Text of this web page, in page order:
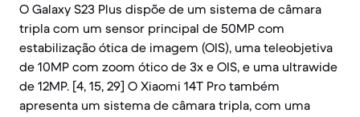
O Galaxy S23 Plus dispõe de um sistema de câmara
tripla com um sensor principal de 50MP com
estabilização ótica de imagem (OIS), uma teleobjetiva
de 10MP com zoom ótico de 3x e OIS, e uma ultrawide
de 12MP. [4, 15, 29] O Xiaomi 14T Pro também
apresenta um sistema de câmara tripla, com uma